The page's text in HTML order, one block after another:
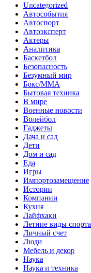
Uncategorized
Автособытия
Автоспорт
Автоэксперт
Актеры
Аналитика
Баскетбол
Безопасность
Безумный мир
Бокс/MMA
Бытовая техника
В мире
Военные новости
Волейбол
Гаджеты
Дача и сад
Дети
Дом и сад
Еда
Игры
Импортозамещение
Истории
Компании
Кухня
Лайфхаки
Летние виды спорта
Личный счет
Люди
Мебель и декор
Наука
Наука и техника